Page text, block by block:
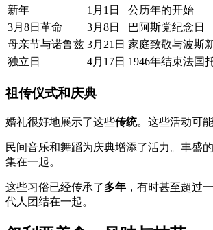
新年
1月1日
公历年的开始
3月8日革命
3月8日
巴阿斯党纪念日
母亲节与诺鲁兹 3月21日 家庭致敬与波斯
独立日
4月17日 1946年结束法国
祖传仪式和庆典
婚礼很好地展示了这些传统。这些活动可
民间音乐和舞蹈为庆典增添了活力。丰盛
集在一起。
这些习俗已经传承了多年 ，有时甚至超过
代人团结在一起。